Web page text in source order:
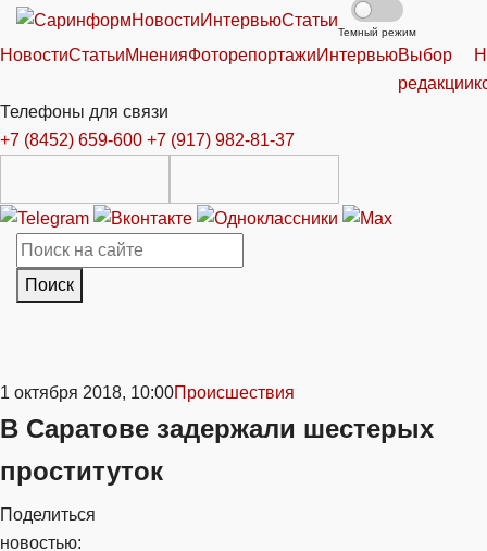
НовостиИнтервьюСтатьи
Темный режим
НовостиСтатьиМненияФоторепортажиИнтервьюВыбор
редакции
Телефоны для связи
+7 (8452) 659-600 +7 (917) 982-81-37
Поиск
1 октября 2018, 10:00Происшествия
В Саратове задержали шестерых
проституток
Поделиться
новостью: